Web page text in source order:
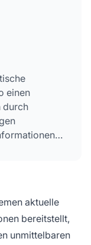
einen
durch
über den
aktuelle
bereitstellt,
unmittelbaren